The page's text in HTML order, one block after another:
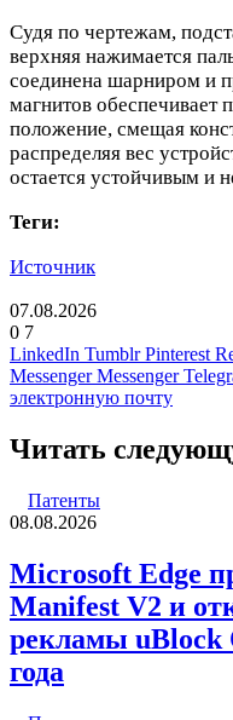
Судя по чертежам,
верхняя нажимается
соединена шарниром и
магнитов обеспечивает
положение, смещая
распределяя вес
остается устойчивым и
Теги:
Источник
07.08.2026
0 7
LinkedIn Tumblr Pinterest
Messenger Messenger
электронную почту
Читать
Патенты
08.08.2026
Microsoft Edge
Manifest V2 и
рекламы uBlock
года